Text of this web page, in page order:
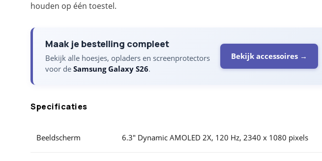
houden op één toestel.
Maak je bestelling compleet
Bekijk alle hoesjes, opladers en screenprotectors
voor de Samsung Galaxy S26.
Bekijk accessoires →
Specificaties
Beeldscherm 6.3" Dynamic AMOLED 2X, 120 Hz, 2340 x 1080 pixels